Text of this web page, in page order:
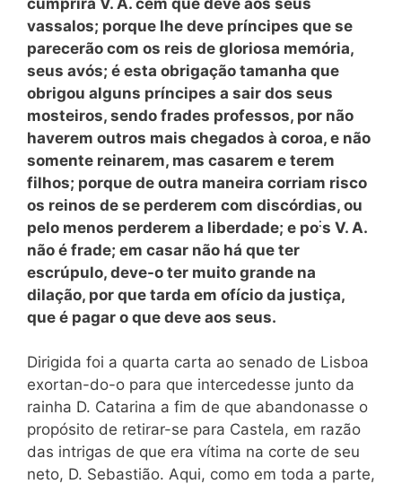
vassalos; porque lhe deve príncipes que se
parecerão com os reis de gloriosa memória,
seus avós; é esta obrigação tamanha que
obrigou alguns príncipes a sair dos seus
mosteiros, sendo frades professos, por não
haverem outros mais chegados à coroa, e não
somente reinarem, mas casarem e terem
filhos; porque de outra maneira corriam risco
os reinos de se perderem com discórdias, ou
pelo menos perderem a liberdade; e po:s V. A.
não é frade; em casar não há que ter
escrúpulo, deve-o ter muito grande na
dilação, por que tarda em ofício da justiça,
que é pagar o que deve aos seus.
Dirigida foi a quarta carta ao senado de Lisboa
exortan-do-o para que intercedesse junto da
rainha D. Catarina a fim de que abandonasse o
propósito de retirar-se para Castela, em razão
das intrigas de que era vítima na corte de seu
neto, D. Sebastião. Aqui, como em toda a parte,